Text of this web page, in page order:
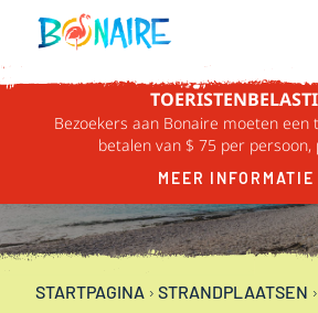
DOORGAAN NAAR ARTIKEL
Bezoekers aan Bonaire moeten een
betalen van $ 75 per persoon,
MEER INFORMATIE
PINK
STARTPAGINA › STRANDPLAATSEN ›